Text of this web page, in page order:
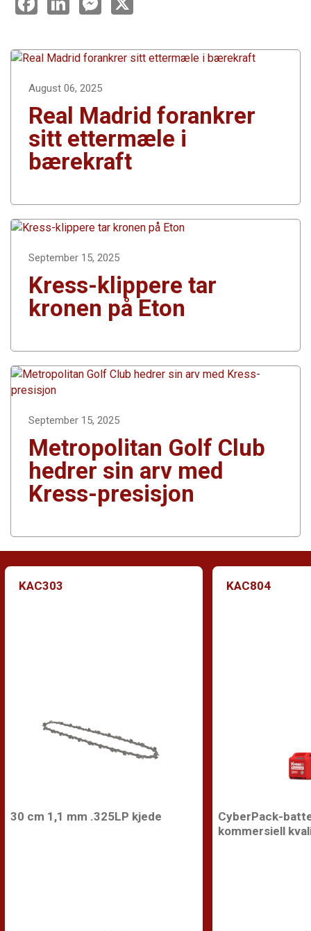
o
o
d
I
n
g
r
August 06, 2025
Real Madrid forankrer
sitt ettermæle i
bærekraft
September 15, 2025
Kress-klippere tar
kronen på Eton
September 15, 2025
Metropolitan Golf Club
hedrer sin arv med
Kress-presisjon
KAC303
30 cm 1,1 mm .325LP kjede
KAC804
CyberPack-
kommersiell